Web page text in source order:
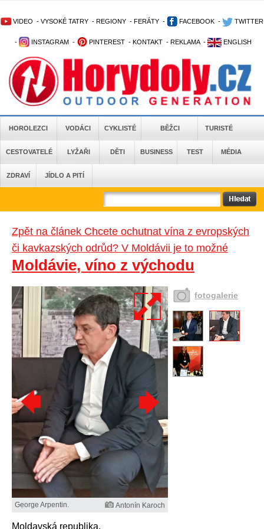
VIDEO - VYSOKÉ TATRY - REGIONY - FERÁTY - FACEBOOK - TWITTER
- INSTAGRAM - PINTEREST - KONTAKT - REKLAMA - ENGLISH
HOROLEZCI VODÁCI CYKLISTÉ BĚŽCI TURISTÉ
CESTOVATELÉ LYŽAŘI DĚTI BUSINESS TEST MÉDIA
ZDRAVÍ JÍDLO A PITÍ
Zpět na článek Chcete ochutnat vína z evropských
či kavkazských odrůd? V Moldávii je to možné
Moldávie, víno z východu
George Arpentin. Antonín Karoch
Moldavská republika.
fotogalerie